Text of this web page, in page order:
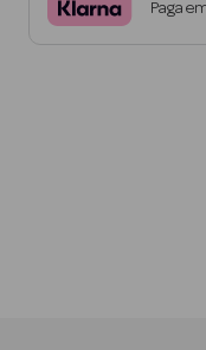
Paga